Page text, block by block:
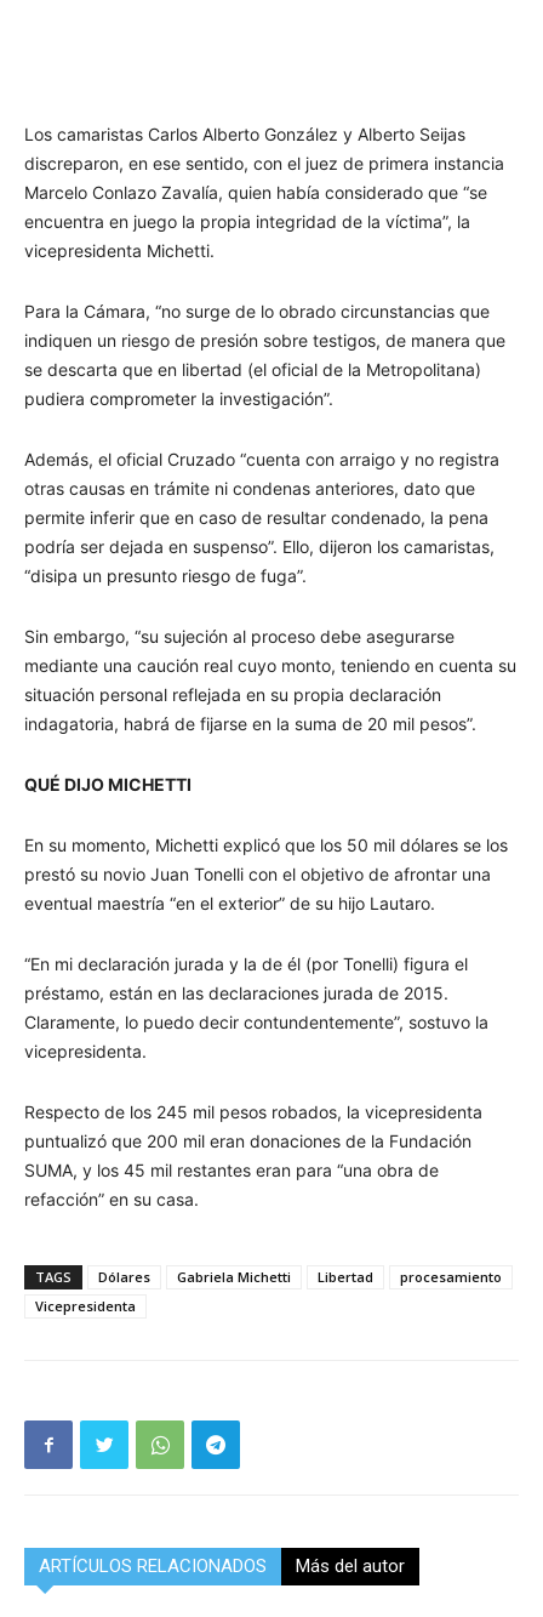
Los camaristas Carlos Alberto González y Alberto Seijas
discreparon, en ese sentido, con el juez de primera instancia
Marcelo Conlazo Zavalía, quien había considerado que “se
encuentra en juego la propia integridad de la víctima”, la
vicepresidenta Michetti.
Para la Cámara, “no surge de lo obrado circunstancias que
indiquen un riesgo de presión sobre testigos, de manera que
se descarta que en libertad (el oficial de la Metropolitana)
pudiera comprometer la investigación”.
Además, el oficial Cruzado “cuenta con arraigo y no registra
otras causas en trámite ni condenas anteriores, dato que
permite inferir que en caso de resultar condenado, la pena
podría ser dejada en suspenso”. Ello, dijeron los camaristas,
“disipa un presunto riesgo de fuga”.
Sin embargo, “su sujeción al proceso debe asegurarse
mediante una caución real cuyo monto, teniendo en cuenta su
situación personal reflejada en su propia declaración
indagatoria, habrá de fijarse en la suma de 20 mil pesos”.
QUÉ DIJO MICHETTI
En su momento, Michetti explicó que los 50 mil dólares se los
prestó su novio Juan Tonelli con el objetivo de afrontar una
eventual maestría “en el exterior” de su hijo Lautaro.
“En mi declaración jurada y la de él (por Tonelli) figura el
préstamo, están en las declaraciones jurada de 2015.
Claramente, lo puedo decir contundentemente”, sostuvo la
vicepresidenta.
Respecto de los 245 mil pesos robados, la vicepresidenta
puntualizó que 200 mil eran donaciones de la Fundación
SUMA, y los 45 mil restantes eran para “una obra de
refacción” en su casa.
TAGS Dólares Gabriela Michetti Libertad
procesamiento
Vicepresidenta
ARTÍCULOS RELACIONADOS Más del autor